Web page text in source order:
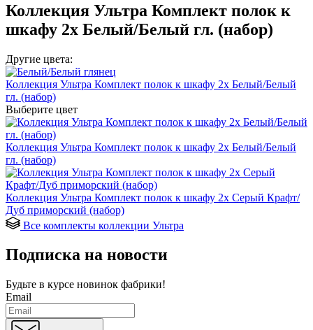
Коллекция Ультра Комплект полок к
шкафу 2х Белый/Белый гл. (набор)
Другие цвета:
Коллекция Ультра Комплект полок к шкафу 2х Белый/Белый
гл. (набор)
Выберите цвет
Коллекция Ультра Комплект полок к шкафу 2х Белый/Белый
гл. (набор)
Коллекция Ультра Комплект полок к шкафу 2х Серый Крафт/
Дуб приморский (набор)
Все комплекты коллекции Ультра
Подписка на новости
Будьте в курсе новинок фабрики!
Email